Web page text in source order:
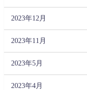
2023年12月
2023年11月
2023年5月
2023年4月